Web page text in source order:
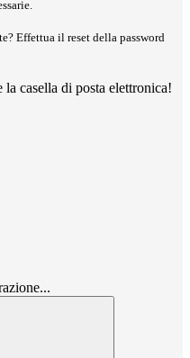
Effettua il reset della password
casella di posta elettronica!